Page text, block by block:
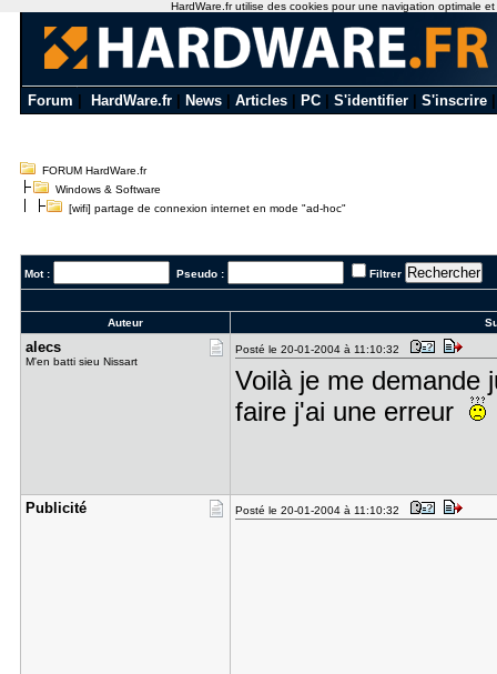
Forum HardWare.fr News Articles PC S'identifier S'inscrire
FORUM HardWare.fr
Windows & Software
[wifi] partage de connexion internet en mode "ad-hoc"
Mot : Pseudo : Filtrer
Auteur
alecs
M'en batti sieu Nissart
Posté le 20-01-2004 à 11:10:32
Voilà je me demande
faire j'ai une erreur
Publicité Posté le 20-01-2004 à 11:10:32
HardWare.fr utilise des cookies pour une navigation optimale